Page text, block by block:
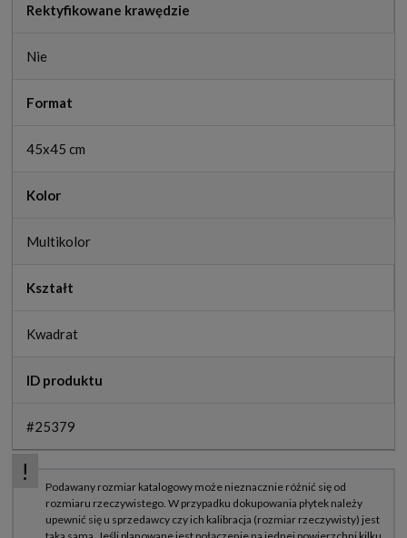
Rektyfikowane krawędzie
Nie
Format
45x45 cm
Kolor
Multikolor
Kształt
Kwadrat
ID produktu
#25379